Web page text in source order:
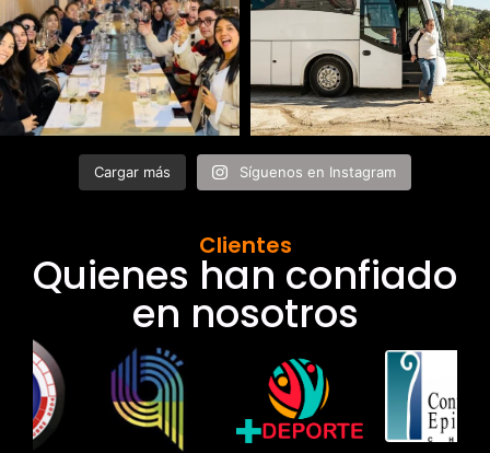
Cargar más Síguenos en Instagram
Clientes
Quienes han confiado
en nosotros